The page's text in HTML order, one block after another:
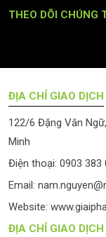
THEO DÕI CHÚNG
ĐỊA CHỈ GIAO DỊCH
122/6 Đặng Văn
Minh
Điện thoại: 0903 383
Email:
Website:
ĐỊA CHỈ GIAO DỊCH